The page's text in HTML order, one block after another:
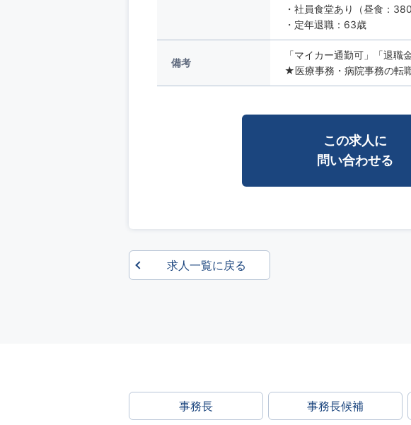
・社員食堂あり（昼食：
・定年退職：63歳
備考
「マイカー通勤可」「退職
★医療事務・病院事務の転
この求人に
問い合わせる
求人一覧に戻る
事務長 事務長候補